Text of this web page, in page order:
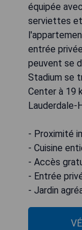
équipée
serviettes
entrée
peuvent se
Stadium se
Center à 19
Lauderdale-
- Proximité
- Cuisine
- Accès
- Entrée
- Jardin